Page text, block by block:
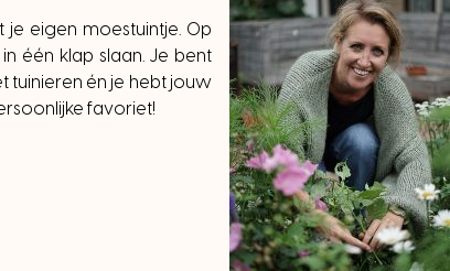
eigen moestuintje. Op
één klap slaan. Je bent
tuinieren én je hebt jouw
favoriet!